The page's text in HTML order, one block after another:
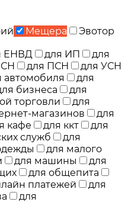
Мещера
Эвотор
ЕНВД для ИП
для
для ПСН
для УСН
автомобиля
для
бизнеса
для
торговли
для
магазинов
для
кафе для ккт
для
служб
для
для малого
для машины
для
для общепита
платежей
для
для